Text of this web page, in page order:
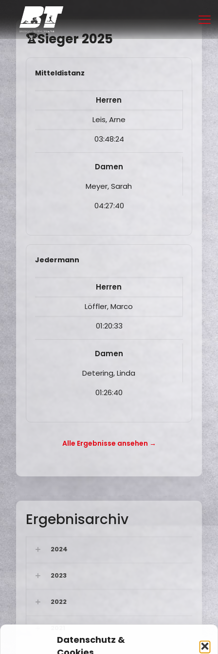
Datenschutz &
🏆Sieger 2025
Mitteldistanz
Herren
Leis, Arne
03:48:24
Damen
Meyer, Sarah
04:27:40
Jedermann
Herren
Löffler, Marco
01:20:33
Damen
Detering, Linda
01:26:40
Alle Ergebnisse ansehen →
Ergebnisarchiv
2024
2023
2022
2021